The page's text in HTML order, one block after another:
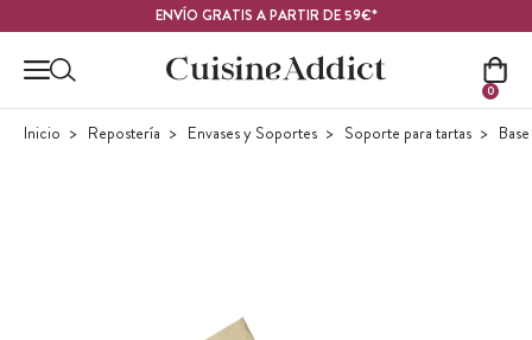
ENVÍO GRATIS A PARTIR DE 59€*
0
Inicio Repostería Envases y Soportes Soporte para tartas